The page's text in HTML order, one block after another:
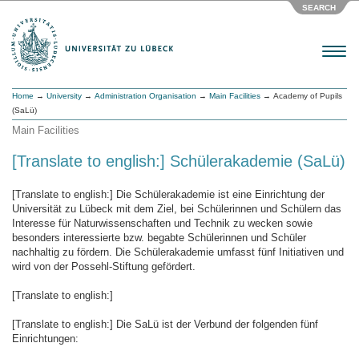
SEARCH
Menu
Home → University → Administration Organisation → Main Facilities → Academy of Pupils
(SaLü)
Main Facilities
[Translate to english:] Schülerakademie (SaLü)
[Translate to english:] Die Schülerakademie ist eine Einrichtung der
Universität zu Lübeck mit dem Ziel, bei Schülerinnen und Schülern das
Interesse für Naturwissenschaften und Technik zu wecken sowie
besonders interessierte bzw. begabte Schülerinnen und Schüler
nachhaltig zu fördern. Die Schülerakademie umfasst fünf Initiativen und
wird von der Possehl-Stiftung gefördert.
[Translate to english:]
[Translate to english:] Die SaLü ist der Verbund der folgenden fünf
Einrichtungen: